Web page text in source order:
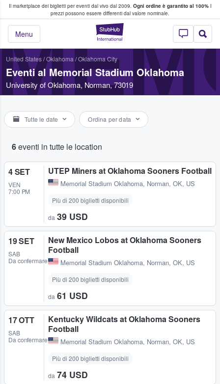
Il marketplace dei biglietti per eventi dal vivo dal 2009. Ogni ordine è garantito al 100%I
prezzi possono essere differenti dal valore nominale.
StubHub - Dove
Menu
fan comprano e vendono biglietti
United States/Oklahoma /Oklahoma City
Eventi al Memorial Stadium Oklahoma
University of Oklahoma, Norman, 73019
Tutte le date Ordina per data
6eventi in tutte le location
4 SET
VEN
7:00 PM
UTEP Miners at Oklahoma Sooners Football
Memorial Stadium Oklahoma, Norman, OK, US
Più di 200 biglietti disponibili
da 39 USD
19 SET
SAB
Da confermare
New Mexico Lobos at Oklahoma Sooners
Football
Memorial Stadium Oklahoma, Norman, OK, US
Più di 200 biglietti disponibili
da 61 USD
17 OTT
SAB
Da confermare
Kentucky Wildcats at Oklahoma Sooners
Football
Memorial Stadium Oklahoma, Norman, OK, US
Più di 200 biglietti disponibili
da 74 USD